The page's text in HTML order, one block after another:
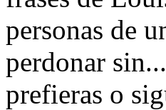
personas de
perdonar
prefieras o